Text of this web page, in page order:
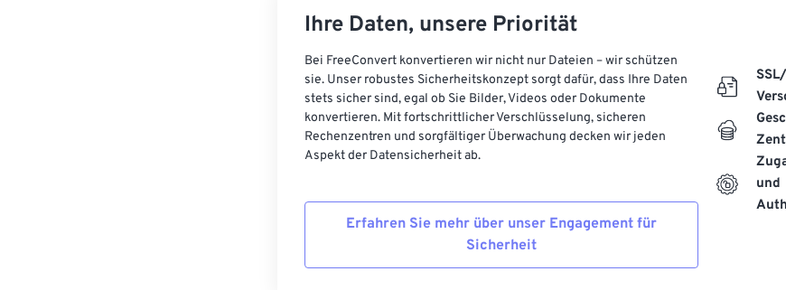
Erstveröffentlichung:1996
Nützliche Links:
https://www.lifewire.com/djvu-file-2620674
https://filext.com/file-extension/DJVU
Ihre Daten, unsere Priorität
Bei FreeConvert konvertieren wir nicht nur Dateien – wir schützen
sie. Unser robustes Sicherheitskonzept sorgt dafür, dass Ihre Daten
stets sicher sind, egal ob Sie Bilder, Videos oder Dokumente
konvertieren. Mit fortschrittlicher Verschlüsselung, sicheren
Rechenzentren und sorgfältiger Überwachung decken wir jeden
Aspekt der Datensicherheit ab.
Erfahren Sie mehr über unser Engagement für
Sicherheit
und